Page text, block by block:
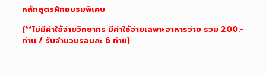
หลักสูตรฝึกอบรมพิเศษ
(**ไม่มีค่าใช้จ่ายวิทยากร มีค่าใช้จ่ายเฉพาะอาหารว่าง รวม 200.-
ท่าน / รับจำนวนรอบละ 6 ท่าน)